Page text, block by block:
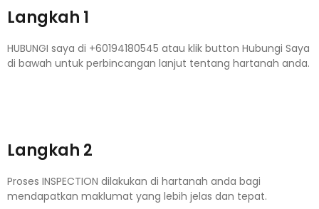
Langkah 1
HUBUNGI saya di +60194180545 atau klik button Hubungi Saya
di bawah untuk perbincangan lanjut tentang hartanah anda.
Langkah 2
Proses INSPECTION dilakukan di hartanah anda bagi
mendapatkan maklumat yang lebih jelas dan tepat.